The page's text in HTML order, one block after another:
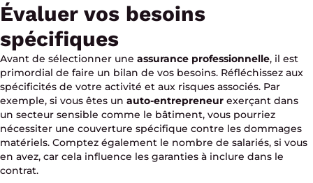
Évaluer vos besoins
spécifiques
Avant de sélectionner une assurance professionnelle, il est
primordial de faire un bilan de vos besoins. Réfléchissez aux
spécificités de votre activité et aux risques associés. Par
exemple, si vous êtes un auto-entrepreneur exerçant dans
un secteur sensible comme le bâtiment, vous pourriez
nécessiter une couverture spécifique contre les dommages
matériels. Comptez également le nombre de salariés, si vous
en avez, car cela influence les garanties à inclure dans le
contrat.